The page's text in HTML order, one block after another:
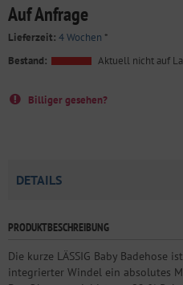
Auf Anfrage
Lieferzeit: 4 Wochen *
Bestand:
Aktuell nicht auf
Billiger gesehen?
DETAILS
PRODUKTBESCHREIBUNG
Die kurze LÄSSIG Baby Badehose
integrierter Windel ein absolutes